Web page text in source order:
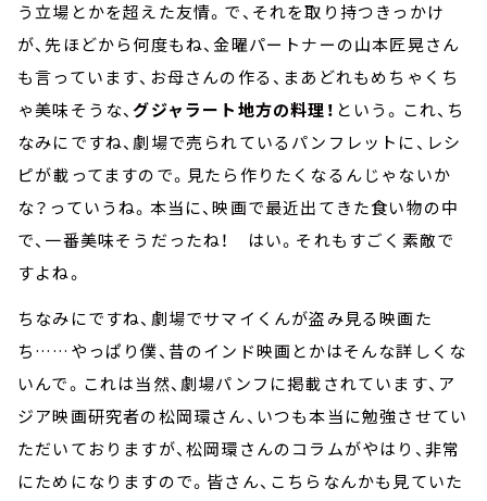
う立場とかを超えた友情。で、それを取り持つきっかけ
が、先ほどから何度もね、金曜パートナーの山本匠晃さん
も言っています、お母さんの作る、まあどれもめちゃくち
ゃ美味そうな、グジャラート地方の料理！ という。これ、ち
なみにですね、劇場で売られているパンフレットに、レシ
ピが載ってますので。見たら作りたくなるんじゃないか
な？っていうね。本当に、映画で最近出てきた食い物の中
で、一番美味そうだったね！ はい。それもすごく素敵で
すよね。
ちなみにですね、劇場でサマイくんが盗み見る映画た
ち……やっぱり僕、昔のインド映画とかはそんな詳しくな
いんで。これは当然、劇場パンフに掲載されています、ア
ジア映画研究者の松岡環さん、いつも本当に勉強させてい
ただいておりますが、松岡環さんのコラムがやはり、非常
にためになりますので。皆さん、こちらなんかも見ていた